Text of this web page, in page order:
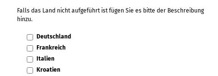
Falls das Land nicht aufgeführt ist fügen Sie es bitte der Beschreibung
hinzu.
Deutschland
Frankreich
Italien
Kroatien